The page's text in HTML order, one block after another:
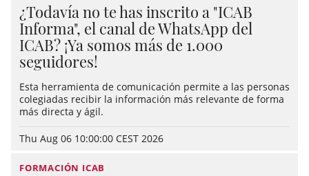
¿Todavía no te has inscrito a "ICAB
Informa", el canal de WhatsApp del
ICAB? ¡Ya somos más de 1.000
seguidores!
Esta herramienta de comunicación permite a las personas
colegiadas recibir la información más relevante de forma
más directa y ágil.
Thu Aug 06 10:00:00 CEST 2026
FORMACIÓN ICAB